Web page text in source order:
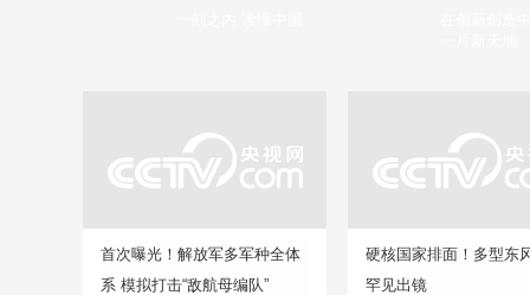
首次曝光！解放军多军种全体
系 模拟打击“敌航母编队”
硬核国家排面！多型东
罕见出镜